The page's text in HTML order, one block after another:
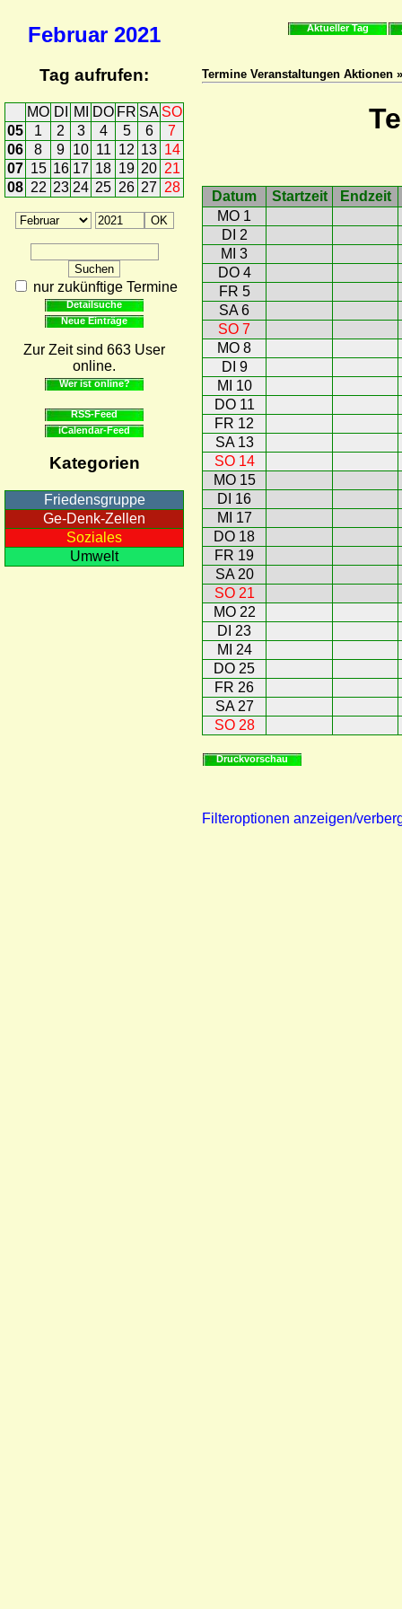
Februar 2021
Tag aufrufen:
MO DI MI DO FR SA SO
05
1 2 3 4 5 6
7
06
8 9 10 11 12 13 14
07 15 16 17 18 19 20 21
08 22 23 24 25 26 27 28
nur zukünftige Termine
Detailsuche
Neue Einträge
Zur Zeit sind 663 User
online.
Wer ist online?
RSS-Feed
iCalendar-Feed
Kategorien
Friedensgruppe
Ge-Denk-Zellen
Soziales
Umwelt
Aktueller Tag
Termine Veranstaltungen Aktionen
Datum Startzeit
Endzeit
MO 1
DI 2
MI 3
DO 4
FR 5
SA 6
SO 7
MO 8
DI 9
MI 10
DO 11
FR 12
SA 13
SO 14
MO 15
DI 16
MI 17
DO 18
FR 19
SA 20
SO 21
MO 22
DI 23
MI 24
DO 25
FR 26
SA 27
SO 28
Druckvorschau
Filteroptionen anzeigen/